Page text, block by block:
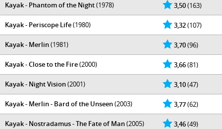
3,50(163)
Kayak - Phantom of the Night(1978)
3,32(107)
Kayak - Periscope Life(1980)
3,70(96)
Kayak - Merlin(1981)
3,66(81)
Kayak - Close to the Fire(2000)
3,10(47)
Kayak - Night Vision(2001)
3,77(62)
Kayak - Merlin - Bard of the Unseen(2003)
3,46(49)
Kayak - Nostradamus - The Fate of Man(2005)